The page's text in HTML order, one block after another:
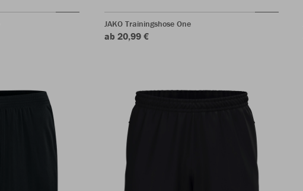
JAKO Trainingshose One
ab 20,99 €